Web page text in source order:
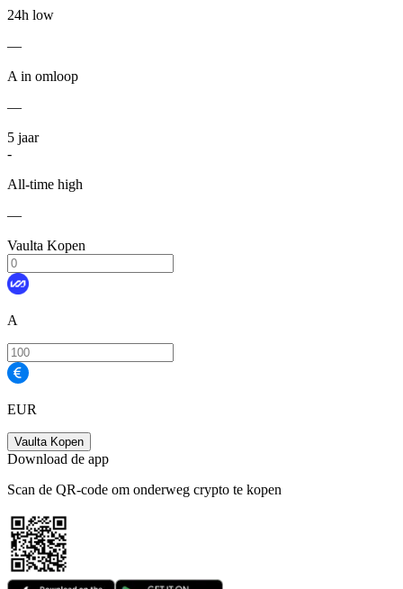
24h low
—
A in omloop
—
5 jaar
-
All-time high
—
Vaulta Kopen
A
EUR
Vaulta Kopen
Download de app
Scan de QR-code om onderweg crypto te kopen